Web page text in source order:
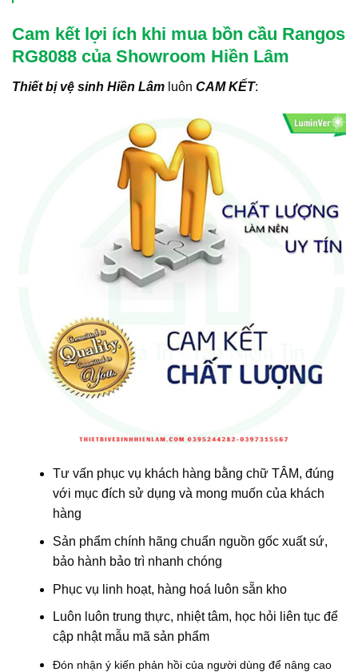
Cam kết lợi ích khi mua bồn cầu Rangos
RG8088 của Showroom Hiền Lâm
Thiết bị vệ sinh Hiền Lâm luôn CAM KẾT:
Tư vấn phục vụ khách hàng bằng chữ TÂM, đúng
với mục đích sử dụng và mong muốn của khách
hàng
Sản phẩm chính hãng chuẩn nguồn gốc xuất sứ,
bảo hành bảo trì nhanh chóng
Phục vụ linh hoạt, hàng hoá luôn sẵn kho
Luôn luôn trung thực, nhiệt tâm, học hỏi liên tục để
cập nhật mẫu mã sản phẩm
Đón nhận ý kiến phản hồi của người dùng để nâng cao